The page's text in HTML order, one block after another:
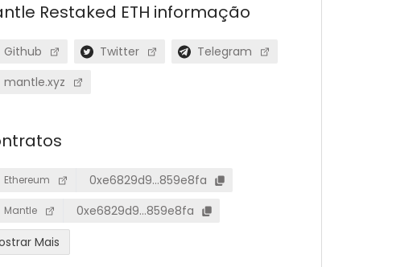
Restaked ETH informação
Github Twitter
Telegram
mantle.xyz
Ethereum 0xe6829d9…859e8fa
Mantle
0xe6829d9…859e8fa
Mais